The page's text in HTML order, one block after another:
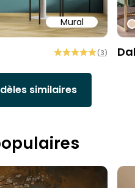
Mural
(3)
similaires